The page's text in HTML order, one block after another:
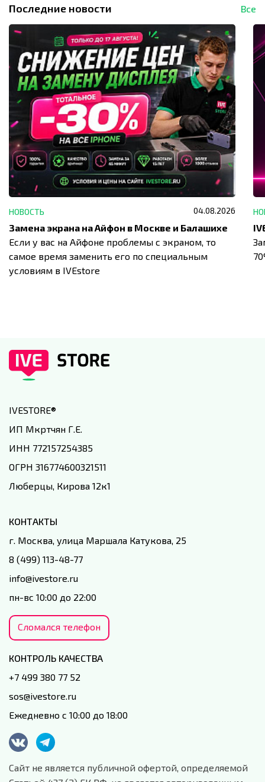
Последние новости Все
НОВОСТЬ 04.08.2026
Замена экрана на Айфон в Москве и Балашихе
Если у вас на Айфоне проблемы с экраном, то
самое время заменить его по специальным
условиям в IVEstore
IVESTORE®
ИП Мкртчян Г.Е.
ИНН 772157254385
ОГРН 316774600321511
Люберцы, Кирова 12к1
КОНТАКТЫ
г. Москва, улица Маршала Катукова, 25
8 (499) 113-48-77
info@ivestore.ru
пн-вс 10:00 до 22:00
Сломался телефон
КОНТРОЛЬ КАЧЕСТВА
+7 499 380 77 52
sos@ivestore.ru
Ежедневно с 10:00 до 18:00
Сайт не является публичной офертой, определяемой